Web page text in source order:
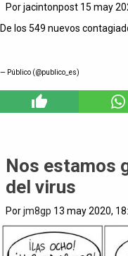
Por jacintonpost 15 may
De los 549 nuevos
— Público (@publico_es)
Nos estamos
del virus
Porjm8gp 13 may 2020,